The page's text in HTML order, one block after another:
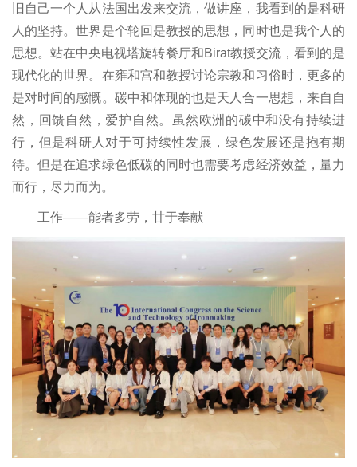
旧自己一个人从法国出发来交流，做讲座，我看到的是科研
人的坚持。世界是个轮回是教授的思想，同时也是我个人的
思想。站在中央电视塔旋转餐厅和Birat教授交流，看到的是
现代化的世界。在雍和宫和教授讨论宗教和习俗时，更多的
是对时间的感慨。碳中和体现的也是天人合一思想，来自自
然，回馈自然，爱护自然。虽然欧洲的碳中和没有持续进
行，但是科研人对于可持续性发展，绿色发展还是抱有期
待。但是在追求绿色低碳的同时也需要考虑经济效益，量力
而行，尽力而为。
工作——能者多劳，甘于奉献